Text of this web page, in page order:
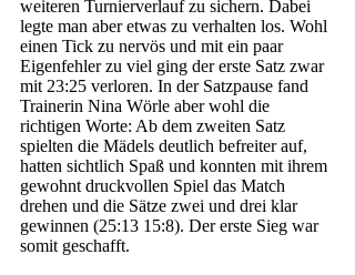
weiteren Turnierverlauf zu sichern. Dabei
legte man aber etwas zu verhalten los. Wohl
einen Tick zu nervös und mit ein paar
Eigenfehler zu viel ging der erste Satz zwar
mit 23:25 verloren. In der Satzpause fand
Trainerin Nina Wörle aber wohl die
richtigen Worte: Ab dem zweiten Satz
spielten die Mädels deutlich befreiter auf,
hatten sichtlich Spaß und konnten mit ihrem
gewohnt druckvollen Spiel das Match
drehen und die Sätze zwei und drei klar
gewinnen (25:13 15:8). Der erste Sieg war
somit geschafft.